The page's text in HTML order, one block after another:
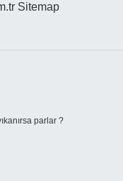
Sitemap
parlar ?